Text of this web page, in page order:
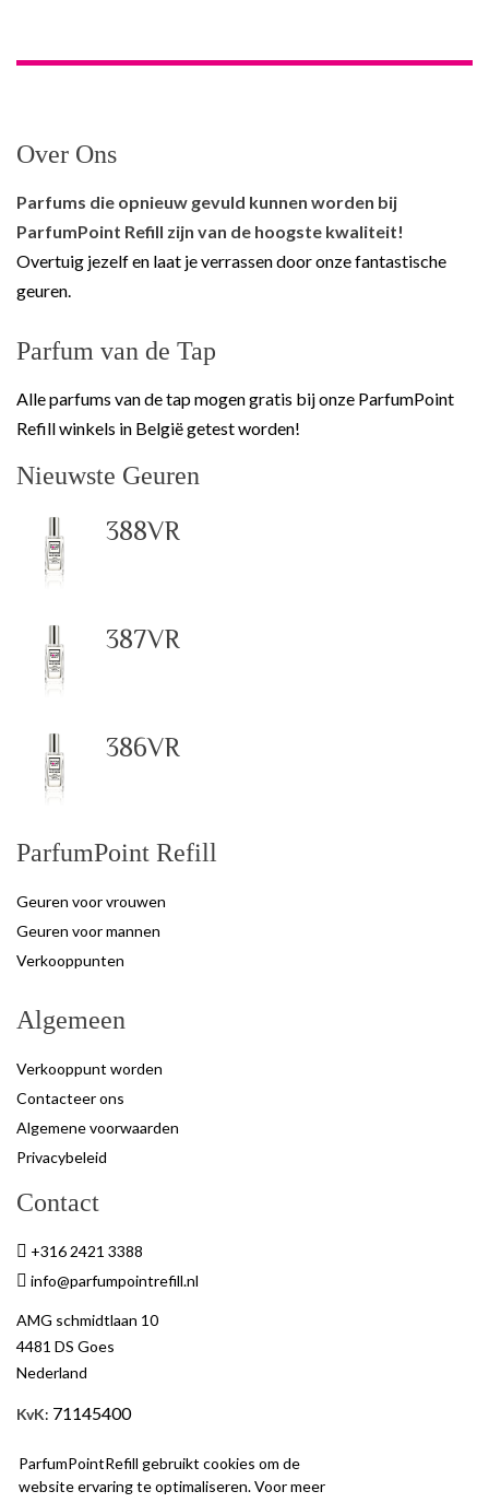
ParfumPointRefill gebruikt cookies om de
website ervaring te optimaliseren. Voor meer
Over Ons
Parfums die opnieuw gevuld kunnen worden bij
ParfumPoint Refill zijn van de hoogste kwaliteit!
Overtuig jezelf en laat je verrassen door onze fantastische
geuren.
Parfum van de Tap
Alle parfums van de tap mogen gratis bij onze ParfumPoint
Refill winkels in België getest worden!
Nieuwste Geuren
388VR
387VR
386VR
ParfumPoint Refill
Geuren voor vrouwen
Geuren voor mannen
Verkooppunten
Algemeen
Verkooppunt worden
Contacteer ons
Algemene voorwaarden
Privacybeleid
Contact
+316 2421 3388
info@parfumpointrefill.nl
AMG schmidtlaan 10
4481 DS Goes
Nederland
KvK: 71145400